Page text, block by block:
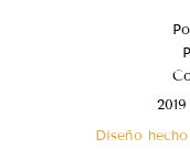
Diseño